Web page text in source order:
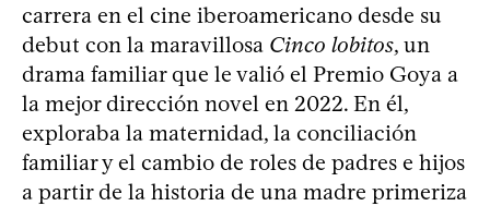
carrera en el cine iberoamericano desde su
debut con la maravillosa Cinco lobitos, un
drama familiar que le valió el Premio Goya a
la mejor dirección novel en 2022. En él,
exploraba la maternidad, la conciliación
familiar y el cambio de roles de padres e hijos
a partir de la historia de una madre primeriza